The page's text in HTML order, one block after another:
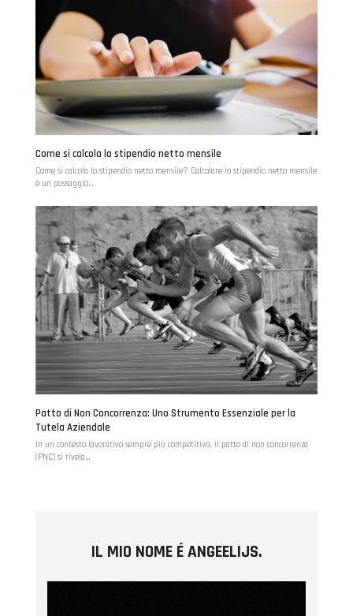
Come si calcola lo stipendio netto mensile
Come si calcola lo stipendio netto mensile? Calcolare lo stipendio netto mensile
è un passaggio…
Patto di Non Concorrenza: Uno Strumento Essenziale per la
Tutela Aziendale
In un contesto lavorativo sempre più competitivo, il patto di non concorrenza
(PNC) si rivela…
IL MIO NOME É ANGEELIJS.